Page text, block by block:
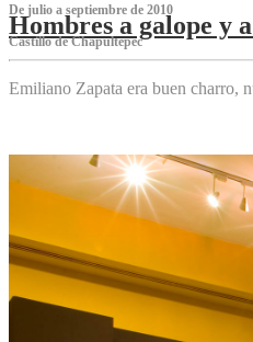
De julio a septiembre de 2010
Hombres a galope y
Castillo de Chapultepec
Emiliano Zapata era buen charro,